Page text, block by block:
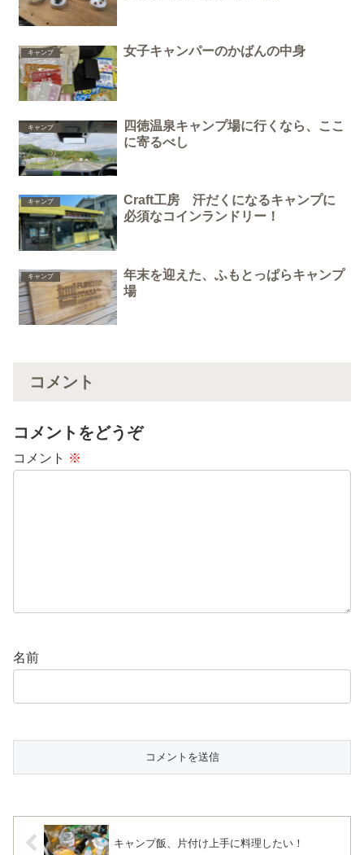
キャンプ 女子キャンパーのかばんの中身
キャンプ
四徳温泉キャンプ場に行くなら、ここ
に寄るべし
キャンプ
Craft工房 汗だくになるキャンプに
必須なコインランドリー！
キャンプ
年末を迎えた、ふもとっぱらキャンプ
場
コメント
コメントをどうぞ
コメント ※
名前
キャンプ飯、片付け上手に料理したい！